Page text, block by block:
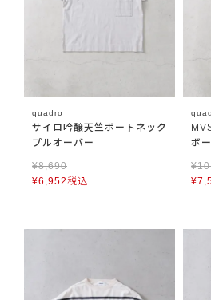
quadro
サイロ吟醸天竺ボートネック
プルオーバー
¥8,690
¥6,952税込
ボ
¥
¥